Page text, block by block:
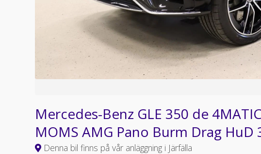
Mercedes-Benz GLE 350 de
MOMS AMG Pano Burm Drag HuD
Denna bil finns på vår anläggning i Järfälla